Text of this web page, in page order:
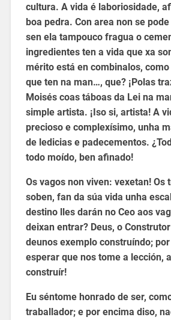
cultura. A vida é laboriosidade,
boa pedra. Con area non se
sen ela tampouco fragua o
ingredientes ten a vida que xa
mérito está en combinalos,
que ten na man…, que? ¡Polas
Moisés coas táboas da Lei na
simple artista. ¡Iso si, artista! A
precioso e complexísimo, unha
de ledicias e padecementos.
todo moído, ben afinado!
Os vagos non viven: vexetan! Os
soben, fan da súa vida unha
destino lles darán no Ceo aos
deixan entrar? Deus, o
deunos exemplo construíndo;
esperar que nos tome a lección,
construír!
Eu séntome honrado de ser,
traballador; e por encima diso,